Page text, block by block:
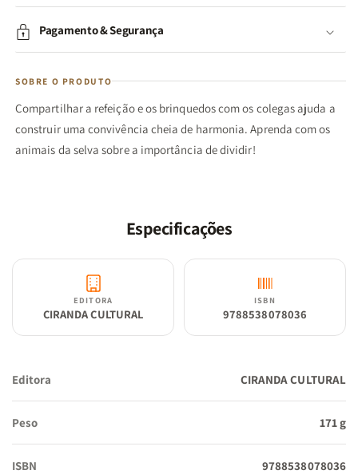
Pagamento & Segurança
SOBRE O PRODUTO
Compartilhar a refeição e os brinquedos com os colegas ajuda a
construir uma convivência cheia de harmonia. Aprenda com os
animais da selva sobre a importância de dividir!
Especificações
EDITORA
CIRANDA CULTURAL
ISBN
9788538078036
Editora CIRANDA CULTURAL
Peso 171 g
ISBN 9788538078036